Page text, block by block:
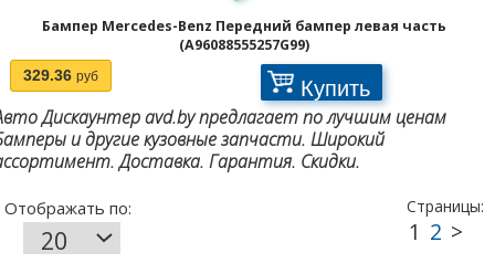
Бампер Mercedes-Benz Передний бампер левая часть
(A96088555257G99)
329.36 руб Купить
Дискаунтер avd.by предлагает по лучшим ценам
и другие кузовные запчасти. Широкий
Доставка. Гарантия. Скидки.